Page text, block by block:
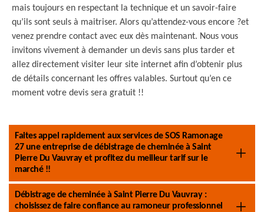
mais toujours en respectant la technique et un savoir-faire
qu’ils sont seuls à maitriser. Alors qu’attendez-vous encore ?et
venez prendre contact avec eux dès maintenant. Nous vous
invitons vivement à demander un devis sans plus tarder et
allez directement visiter leur site internet afin d’obtenir plus
de détails concernant les offres valables. Surtout qu’en ce
moment votre devis sera gratuit !!
Faites appel rapidement aux services de SOS Ramonage
27 une entreprise de débistrage de cheminée à Saint
Pierre Du Vauvray et profitez du meilleur tarif sur le
marché !!
Débistrage de cheminée à Saint Pierre Du Vauvray :
choisissez de faire confiance au ramoneur professionnel